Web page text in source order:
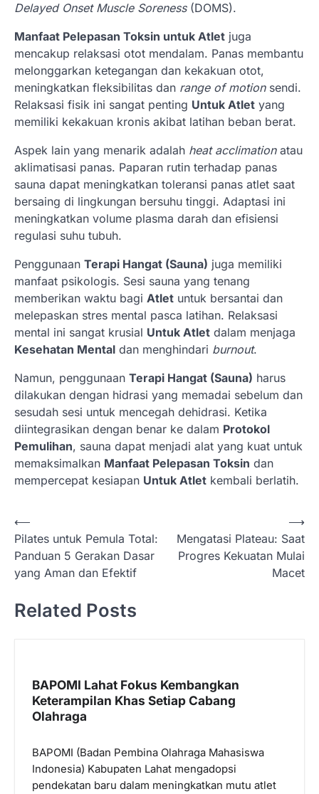
Delayed Onset Muscle Soreness(DOMS).
Manfaat Pelepasan Toksin untuk Atlet juga
mencakup relaksasi otot mendalam. Panas membantu
melonggarkan ketegangan dan kekakuan otot,
meningkatkan fleksibilitas dan range of motionsendi.
Relaksasi fisik ini sangat penting Untuk Atlet yang
memiliki kekakuan kronis akibat latihan beban berat.
Aspek lain yang menarik adalah heat acclimationatau
aklimatisasi panas. Paparan rutin terhadap panas
sauna dapat meningkatkan toleransi panas atlet saat
bersaing di lingkungan bersuhu tinggi. Adaptasi ini
meningkatkan volume plasma darah dan efisiensi
regulasi suhu tubuh.
Penggunaan Terapi Hangat (Sauna) juga memiliki
manfaat psikologis. Sesi sauna yang tenang
memberikan waktu bagi Atlet untuk bersantai dan
melepaskan stres mental pasca latihan. Relaksasi
mental ini sangat krusial Untuk Atlet dalam menjaga
Kesehatan Mental dan menghindari burnout.
Namun, penggunaan Terapi Hangat (Sauna) harus
dilakukan dengan hidrasi yang memadai sebelum dan
sesudah sesi untuk mencegah dehidrasi. Ketika
diintegrasikan dengan benar ke dalam Protokol
Pemulihan, sauna dapat menjadi alat yang kuat untuk
memaksimalkan Manfaat Pelepasan Toksin dan
mempercepat kesiapan Untuk Atlet kembali berlatih.
N
a
v
g
⟵
Pilates untuk Pemula Total:
Panduan 5 Gerakan Dasar
yang Aman dan Efektif
Mengatasi Plateau: Saat
Progres Kekuatan Mulai
Macet
⟶
Related Posts
BAPOMI Lahat Fokus Kembangkan
Keterampilan Khas Setiap Cabang
Olahraga
BAPOMI (Badan Pembina Olahraga Mahasiswa
Indonesia) Kabupaten Lahat mengadopsi
pendekatan baru dalam meningkatkan mutu atlet